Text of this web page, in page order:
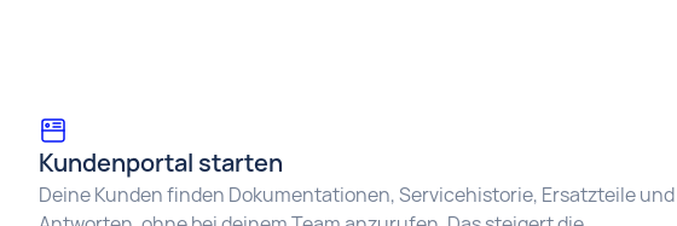
Kundenportal starten
Deine Kunden finden Dokumentationen, Servicehistorie, Ersatzteile und